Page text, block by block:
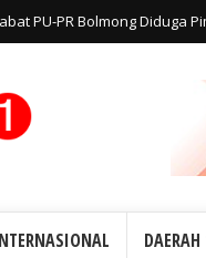
PU-PR Bolmong Diduga
DAERAH